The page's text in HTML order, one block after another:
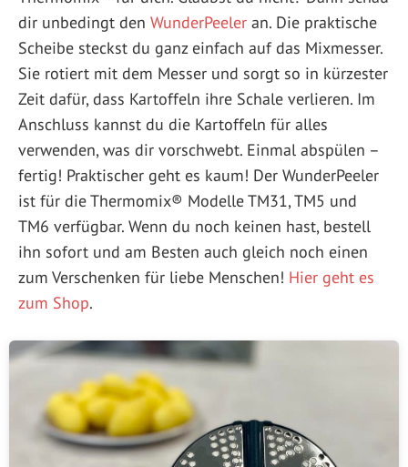
dir unbedingt den WunderPeeler an. Die praktische
Scheibe steckst du ganz einfach auf das Mixmesser.
Sie rotiert mit dem Messer und sorgt so in kürzester
Zeit dafür, dass Kartoffeln ihre Schale verlieren. Im
Anschluss kannst du die Kartoffeln für alles
verwenden, was dir vorschwebt. Einmal abspülen –
fertig! Praktischer geht es kaum! Der WunderPeeler
ist für die Thermomix® Modelle TM31, TM5 und
TM6 verfügbar. Wenn du noch keinen hast, bestell
ihn sofort und am Besten auch gleich noch einen
zum Verschenken für liebe Menschen! Hier geht es
zum Shop.